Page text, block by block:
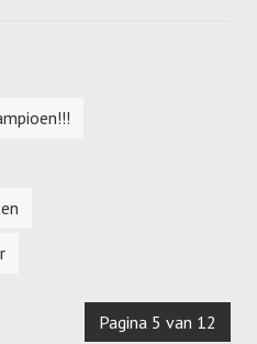
Pagina 5 van 12